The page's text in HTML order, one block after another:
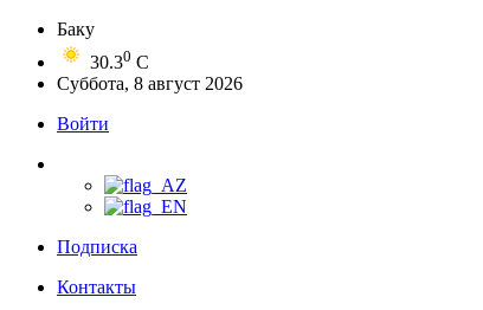
Баку
30.30 C
Суббота, 8 август 2026
Войти
Подписка
Контакты